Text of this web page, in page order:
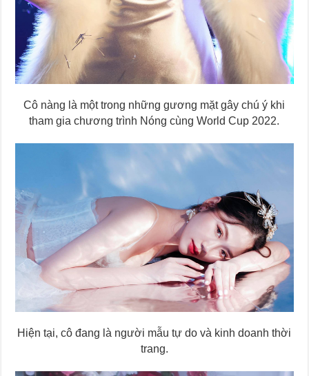
Cô nàng là một trong những gương mặt gây chú ý khi
tham gia chương trình Nóng cùng World Cup 2022.
Hiện tại, cô đang là người mẫu tự do và kinh doanh thời
trang.